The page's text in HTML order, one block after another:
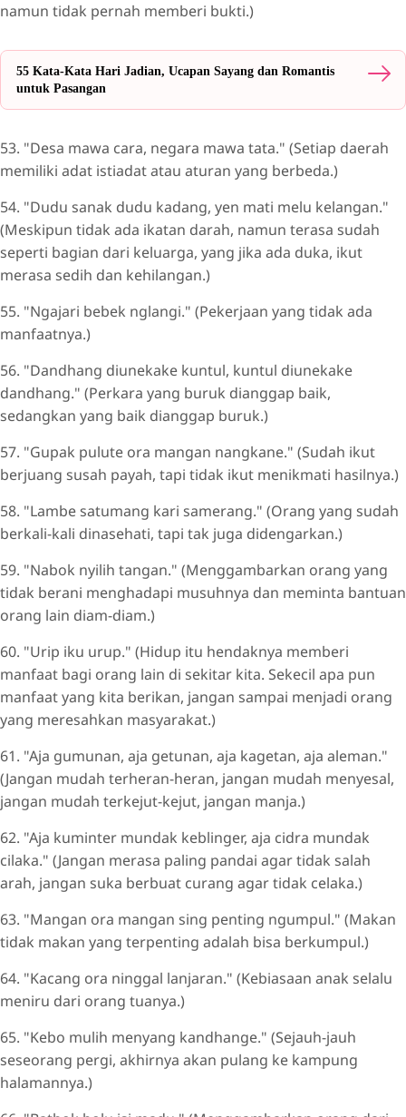
namun tidak pernah memberi bukti.)
55 Kata-Kata Hari Jadian, Ucapan Sayang dan Romantis
untuk Pasangan
53. "Desa mawa cara, negara mawa tata." (Setiap daerah
memiliki adat istiadat atau aturan yang berbeda.)
54. "Dudu sanak dudu kadang, yen mati melu kelangan."
(Meskipun tidak ada ikatan darah, namun terasa sudah
seperti bagian dari keluarga, yang jika ada duka, ikut
merasa sedih dan kehilangan.)
55. "Ngajari bebek nglangi." (Pekerjaan yang tidak ada
manfaatnya.)
56. "Dandhang diunekake kuntul, kuntul diunekake
dandhang." (Perkara yang buruk dianggap baik,
sedangkan yang baik dianggap buruk.)
57. "Gupak pulute ora mangan nangkane." (Sudah ikut
berjuang susah payah, tapi tidak ikut menikmati hasilnya.)
58. "Lambe satumang kari samerang." (Orang yang sudah
berkali-kali dinasehati, tapi tak juga didengarkan.)
59. "Nabok nyilih tangan." (Menggambarkan orang yang
tidak berani menghadapi musuhnya dan meminta bantuan
orang lain diam-diam.)
60. "Urip iku urup." (Hidup itu hendaknya memberi
manfaat bagi orang lain di sekitar kita. Sekecil apa pun
manfaat yang kita berikan, jangan sampai menjadi orang
yang meresahkan masyarakat.)
61. "Aja gumunan, aja getunan, aja kagetan, aja aleman."
(Jangan mudah terheran-heran, jangan mudah menyesal,
jangan mudah terkejut-kejut, jangan manja.)
62. "Aja kuminter mundak keblinger, aja cidra mundak
cilaka." (Jangan merasa paling pandai agar tidak salah
arah, jangan suka berbuat curang agar tidak celaka.)
63. "Mangan ora mangan sing penting ngumpul." (Makan
tidak makan yang terpenting adalah bisa berkumpul.)
64. "Kacang ora ninggal lanjaran." (Kebiasaan anak selalu
meniru dari orang tuanya.)
65. "Kebo mulih menyang kandhange." (Sejauh-jauh
seseorang pergi, akhirnya akan pulang ke kampung
halamannya.)